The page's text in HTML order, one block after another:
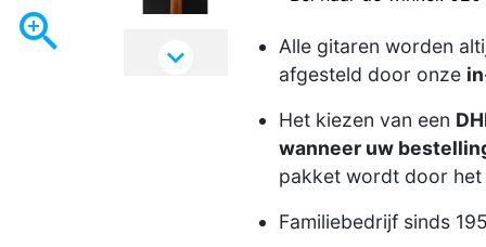

Alle gitaren worden
afgesteld door onze
Het kiezen van een
wanneer uw
pakket wordt door
Familiebedrijf sinds